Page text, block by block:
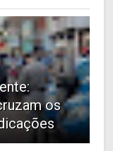
os